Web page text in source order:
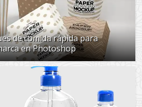
de comida rápida para
en Photoshop